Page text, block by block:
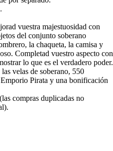
vuestra majestuosidad con
del conjunto soberano
la chaqueta, la camisa y
Completad vuestro aspecto con
lo que es el verdadero poder.
velas de soberano, 550
Pirata y una bonificación
compras duplicadas no